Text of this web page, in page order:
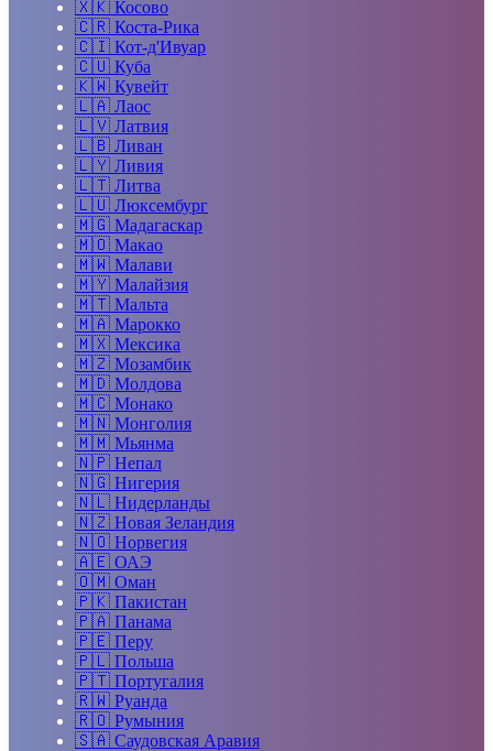
🇽🇰 Косово
🇨🇷 Коста-Рика
🇨🇮 Кот-д'Ивуар
🇨🇺 Куба
🇰🇼 Кувейт
🇱🇦 Лаос
🇱🇻 Латвия
🇱🇧 Ливан
🇱🇾 Ливия
🇱🇹 Литва
🇱🇺 Люксембург
🇲🇬 Мадагаскар
🇲🇴 Макао
🇲🇼 Малави
🇲🇾 Малайзия
🇲🇹 Мальта
🇲🇦 Марокко
🇲🇽 Мексика
🇲🇿 Мозамбик
🇲🇩 Молдова
🇲🇨 Монако
🇲🇳 Монголия
🇲🇲 Мьянма
🇳🇵 Непал
🇳🇬 Нигерия
🇳🇱 Нидерланды
🇳🇿 Новая Зеландия
🇳🇴 Норвегия
🇦🇪 ОАЭ
🇴🇲 Оман
🇵🇰 Пакистан
🇵🇦 Панама
🇵🇪 Перу
🇵🇱 Польша
🇵🇹 Португалия
🇷🇼 Руанда
🇷🇴 Румыния
🇸🇦 Саудовская Аравия